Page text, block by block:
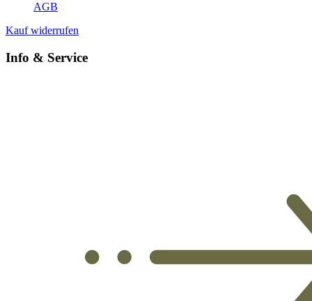
AGB
Kauf widerrufen
Info & Service